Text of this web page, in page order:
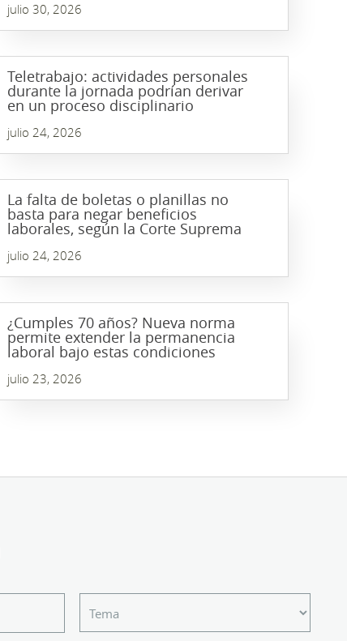
julio 30, 2026
Teletrabajo: actividades personales
durante la jornada podrían derivar
en un proceso disciplinario
julio 24, 2026
La falta de boletas o planillas no
basta para negar beneficios
laborales, según la Corte Suprema
julio 24, 2026
¿Cumples 70 años? Nueva norma
permite extender la permanencia
laboral bajo estas condiciones
julio 23, 2026